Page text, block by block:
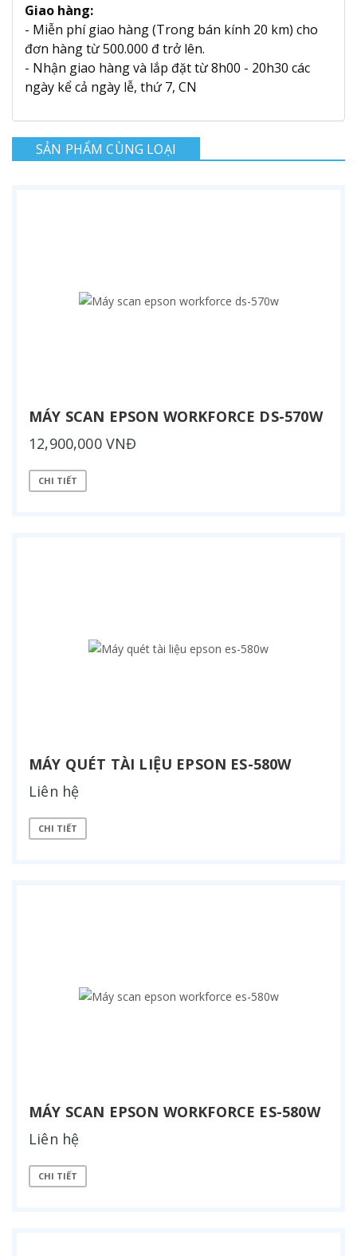
Giao hàng:
- Miễn phí giao hàng (Trong bán kính 20 km) cho
đơn hàng từ 500.000 đ trở lên.
- Nhận giao hàng và lắp đặt từ 8h00 - 20h30 các
ngày kể cả ngày lễ, thứ 7, CN
SẢN PHẨM CÙNG LOẠI
MÁY SCAN EPSON WORKFORCE DS-570W
12,900,000 VNĐ
CHI TIẾT
MÁY QUÉT TÀI LIỆU EPSON ES-580W
Liên hệ
CHI TIẾT
MÁY SCAN EPSON WORKFORCE ES-580W
Liên hệ
CHI TIẾT